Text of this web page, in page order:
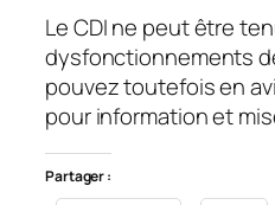
Le CDI ne peut être
dysfonctionnements
pouvez toutefois en
pour information et
Partager :